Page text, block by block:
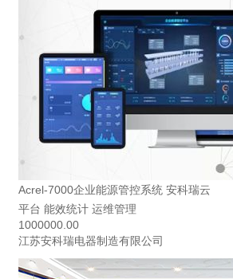
Acrel-7000企业能源管控系统 安科瑞云
平台 能效统计 运维管理
1000000.00
江苏安科瑞电器制造有限公司